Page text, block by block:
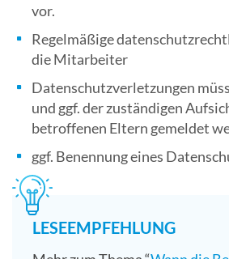
vor.
Regelmäßige
die Mitarbeiter
Datenschutzverletzungen
und ggf. der zuständigen
betroffenen Eltern gemeldet
ggf. Benennung eines
LESEEMPFEHLUNG